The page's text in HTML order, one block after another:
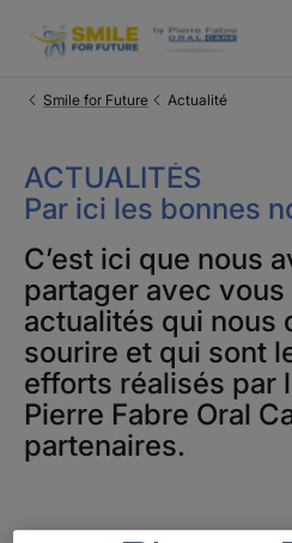
Smile for Future Actualité
ACTUALITÉS
Par ici les bonnes
C’est ici que nous
partager avec
actualités qui nous
sourire et qui sont
efforts réalisés par
Pierre Fabre Oral
partenaires.